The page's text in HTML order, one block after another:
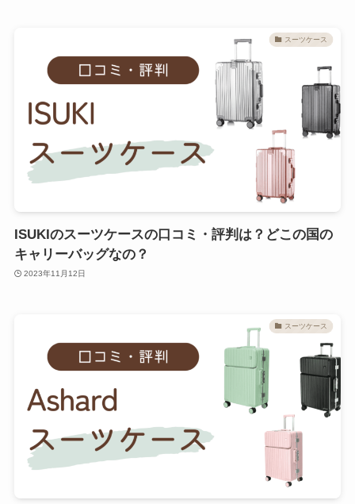
スーツケース
ISUKIのスーツケースの口コミ・評判は？どこの国の
キャリーバッグなの？
2023年11月12日
スーツケース